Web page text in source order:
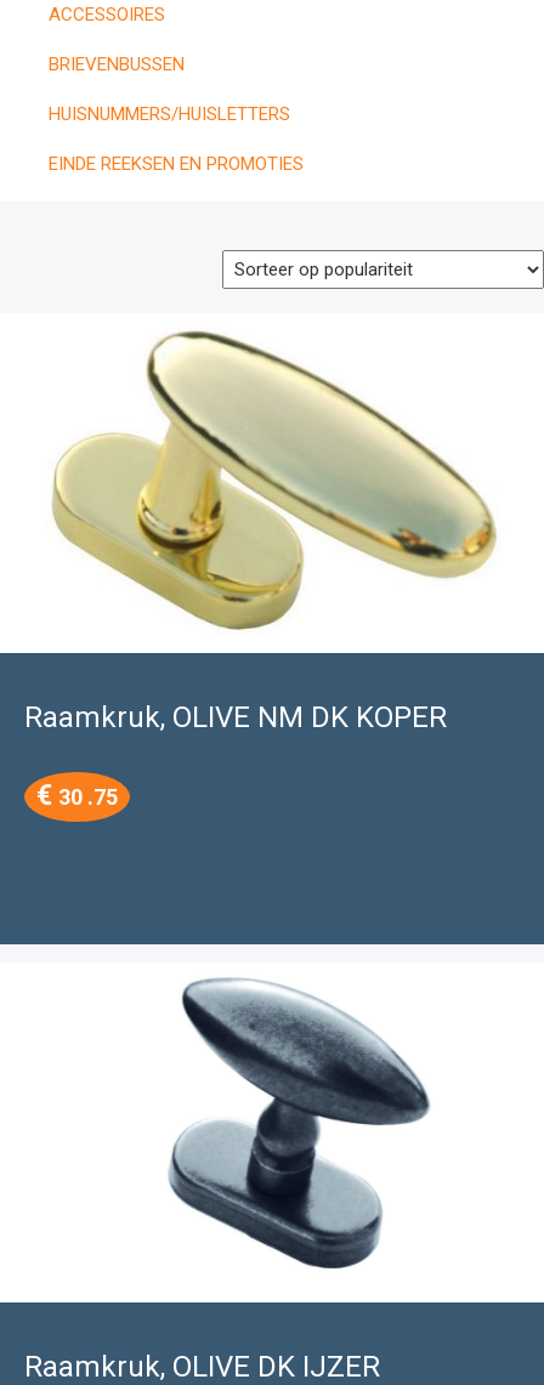
ACCESSOIRES
BRIEVENBUSSEN
HUISNUMMERS/HUISLETTERS
EINDE REEKSEN EN PROMOTIES
Raamkruk, OLIVE NM DK KOPER
€ 30 .75
Raamkruk, OLIVE DK IJZER